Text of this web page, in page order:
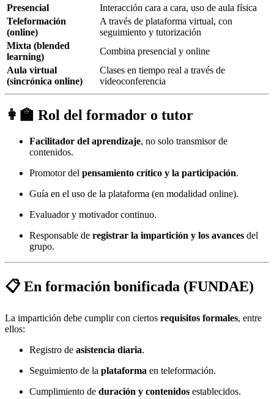
Presencial
Interacción cara a cara, uso de aula física
Teleformación
(online)
A través de plataforma virtual, con
seguimiento y tutorización
Mixta (blended
learning)
Combina presencial y online
Aula virtual
(sincrónica online)
Clases en tiempo real a través de
videoconferencia
👩‍🏫 Rol del formador o tutor
Facilitador del aprendizaje, no solo transmisor de
contenidos.
Promotor del pensamiento crítico y la participación.
Guía en el uso de la plataforma (en modalidad online).
Evaluador y motivador continuo.
Responsable de registrar la impartición y los avances del
grupo.
📋 En formación bonificada (FUNDAE)
La impartición debe cumplir con ciertos requisitos formales, entre
ellos:
Registro de asistencia diaria.
Seguimiento de la plataforma en teleformación.
Cumplimiento de duración y contenidos establecidos.